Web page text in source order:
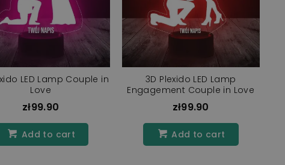
LED Lamp Couple in
Love
zł99.90
Add to cart
3D Plexido LED Lamp
Engagement Couple in Love
zł99.90
Add to cart